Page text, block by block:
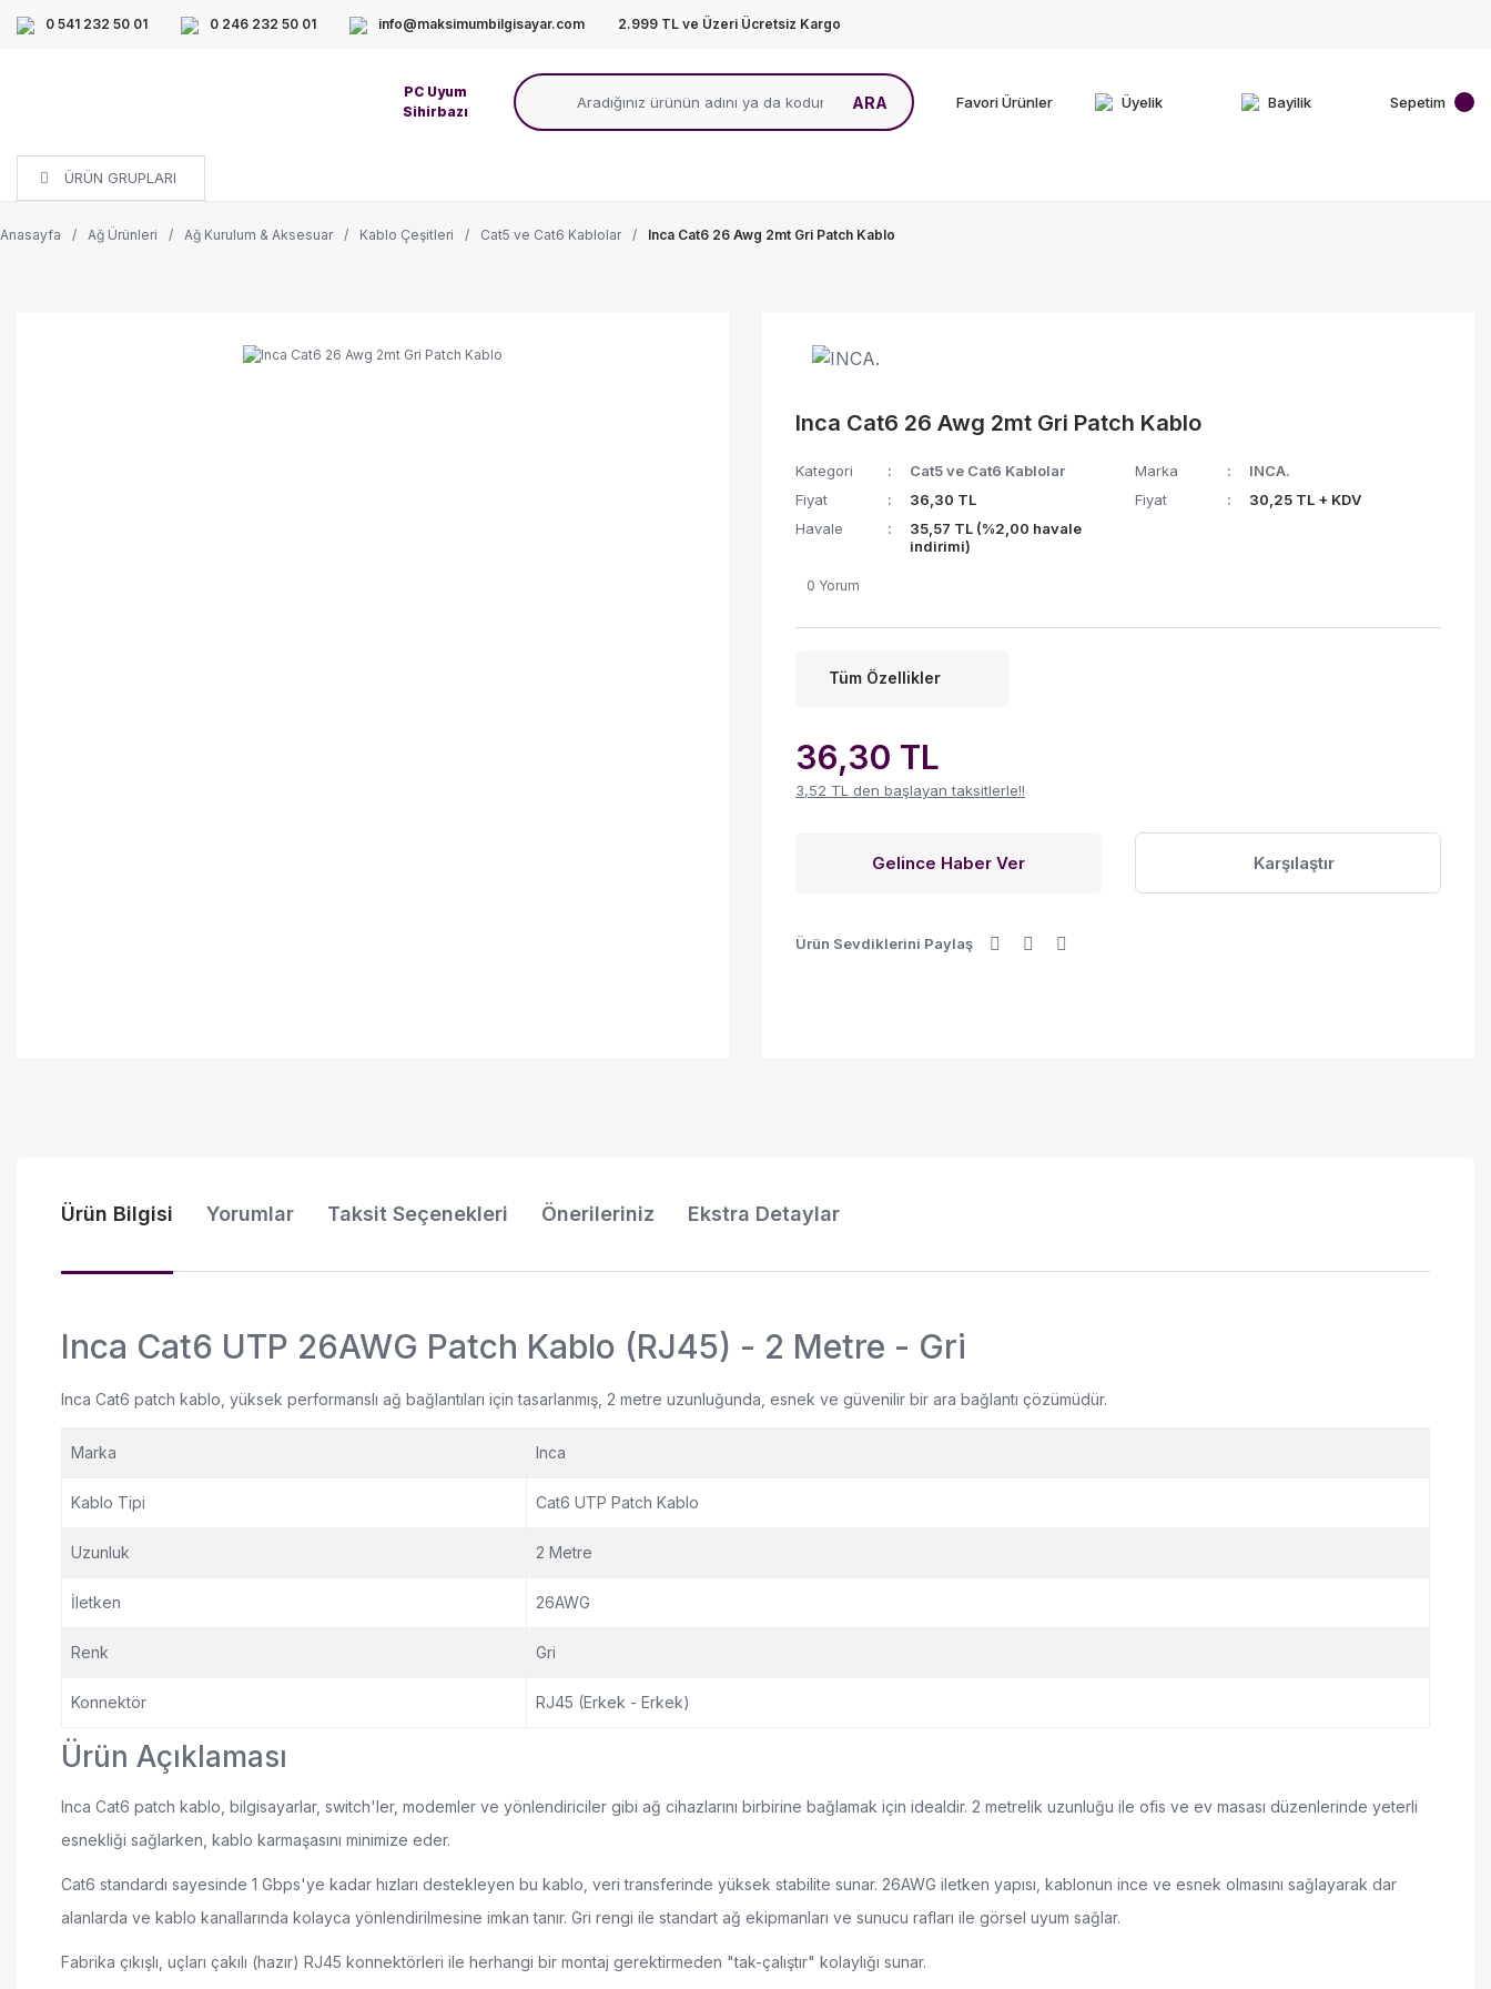
0 541 232 50 01 0 246 232 50 01 info@maksimumbilgisayar.com 2.999 TL ve Üzeri Ücretsiz Kargo
PC Uyum
Sihirbazı
ARA Favori Ürünler Üyelik Bayilik Sepetim
ÜRÜN GRUPLARI
Anasayfa Ağ Ürünleri Ağ Kurulum & Aksesuar Kablo Çeşitleri Cat5 ve Cat6 Kablolar Inca Cat6 26 Awg 2mt Gri Patch Kablo
Inca Cat6 26 Awg 2mt Gri Patch Kablo
Kategori Cat5 ve Cat6 Kablolar Marka
INCA.
Fiyat
36,30 TL Fiyat
30,25 TL + KDV
Havale
35,57 TL (%2,00 havale
indirimi)
0 Yorum
Tüm Özellikler
36,30 TL
3,52 TL den başlayan taksitlerle!!
Gelince Haber Ver Karşılaştır
Ürün Sevdiklerini Paylaş
Ürün Bilgisi Yorumlar Taksit Seçenekleri Önerileriniz Ekstra Detaylar
Inca Cat6 UTP 26AWG Patch Kablo (RJ45) - 2 Metre - Gri
Inca Cat6 patch kablo, yüksek performanslı ağ bağlantıları için tasarlanmış, 2 metre uzunluğunda, esnek ve güvenilir bir ara bağlantı çözümüdür.
Marka Inca
Kablo Tipi Cat6 UTP Patch Kablo
Uzunluk 2 Metre
İletken 26AWG
Renk Gri
Konnektör RJ45 (Erkek - Erkek)
Ürün Açıklaması
Inca Cat6 patch kablo, bilgisayarlar, switch'ler, modemler ve yönlendiriciler gibi ağ cihazlarını birbirine bağlamak için idealdir. 2 metrelik uzunluğu ile ofis ve ev masası düzenlerinde yeterli
esnekliği sağlarken, kablo karmaşasını minimize eder.
Cat6 standardı sayesinde 1 Gbps'ye kadar hızları destekleyen bu kablo, veri transferinde yüksek stabilite sunar. 26AWG iletken yapısı, kablonun ince ve esnek olmasını sağlayarak dar
alanlarda ve kablo kanallarında kolayca yönlendirilmesine imkan tanır. Gri rengi ile standart ağ ekipmanları ve sunucu rafları ile görsel uyum sağlar.
Fabrika çıkışlı, uçları çakılı (hazır) RJ45 konnektörleri ile herhangi bir montaj gerektirmeden "tak-çalıştır" kolaylığı sunar.